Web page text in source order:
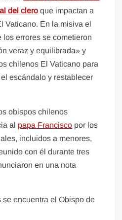
del clero que impactan a
Vaticano. En la misiva el
errores se cometieron
veraz y equilibrada» y
chilenos El Vaticano para
escándalo y restablecer
obispos chilenos
al papa Francisco por los
incluidos a menores,
con él durante tres
en una nota
se encuentra el Obispo de